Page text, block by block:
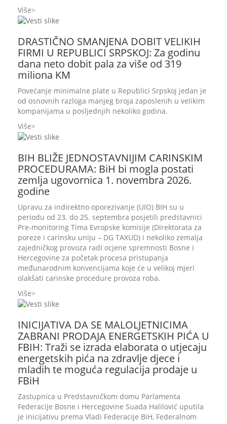
Više
DRASTIČNO SMANJENA DOBIT VELIKIH
FIRMI U REPUBLICI SRPSKOJ: Za godinu
dana neto dobit pala za više od 319
miliona KM
Povećanje minimalne plate u Republici Srpskoj jedan je
od osnovnih razloga manjeg broja zaposlenih u velikim
kompanijama u posljednjih nekoliko godina.
Više
BIH BLIŽE JEDNOSTAVNIJIM CARINSKIM
PROCEDURAMA: BiH bi mogla postati
zemlja ugovornica 1. novembra 2026.
godine
Upravu za indirektno oporezivanje (UIO) BIH su u
periodu od 23. do 25. septembra posjetili predstavnici
Pre-monitoring Tima Evropske komisije (Direktorata za
poreze i carinsku uniju – DG TAXUD) i nekoliko zemalja
zajedničkog provoza radi ocjene spremnosti Bosne i
Hercegovine za početak procesa pristupanja
međunarodnim konvencijama koje će u velikoj mjeri
olakšati carinske procedure provoza roba.
Više
INICIJATIVA DA SE MALOLJETNICIMA
ZABRANI PRODAJA ENERGETSKIH PIĆA U
FBIH: Traži se izrada elaborata o utjecaju
energetskih pića na zdravlje djece i
mladih te moguća regulacija prodaje u
FBiH
Zastupnica u Predstavničkom domu Parlamenta
Federacije Bosne i Hercegovine Suada Halilović uputila
je inicijativu prema Vladi Federacije BiH, Federalnom